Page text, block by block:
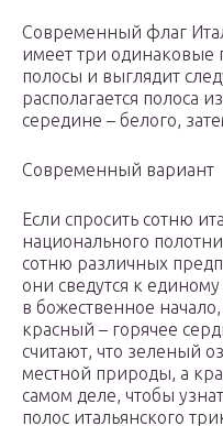
Современный флаг
имеет три
полосы и выглядит
располагается полоса
середине – белого,
Современный вариант
Если спросить сотню
национального
сотню различных
они сведутся к
в божественное
красный – горячее
считают, что зеленый
местной природы, а
самом деле, чтобы
полос итальянского